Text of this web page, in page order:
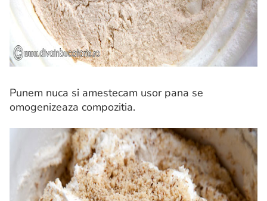
Punem nuca si amestecam usor pana se
omogenizeaza compozitia.